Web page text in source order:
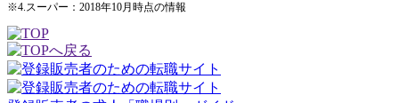
※4.スーパー：2018年10月時点の情報